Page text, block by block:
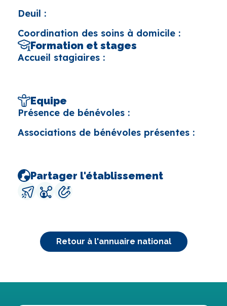
Deuil :
Coordination des soins à domicile :
Formation et stages
Accueil stagiaires :
Equipe
Présence de bénévoles :
Associations de bénévoles présentes :
Partager l'établissement
Retour à l'annuaire national